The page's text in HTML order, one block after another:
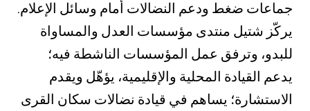
جماعات ضغط ودعم النضالات أمام وسائل الإعلام.
يركّز شتيل منتدى مؤسسات العدل والمساواة
للبدو، وترفق عمل المؤسسات الناشطة فيه؛
يدعم القيادة المحلية والإقليمية، يؤهّل ويقدم
الاستشارة؛ يساهم في قيادة نضالات سكان القرى